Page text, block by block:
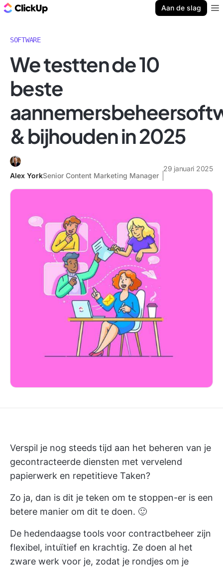
Aan de slag
SOFTWARE
We testten de 10
beste
& bijhouden in 2025
Alex YorkSenior Content Marketing Manager
29 januari 2025
Verspil je nog steeds tijd aan het beheren van je
gecontracteerde diensten met vervelend
papierwerk en repetitieve Taken?
Zo ja, dan is dit je teken om te stoppen-er is een
betere manier om dit te doen. 🙂
De hedendaagse tools voor contractbeheer zijn
flexibel, intuïtief en krachtig. Ze doen al het
zware werk voor je, zodat je rondjes om je